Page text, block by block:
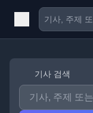
기사 검색